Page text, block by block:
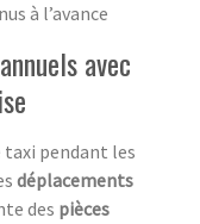
à l’avance
avec
taxi pendant les
déplacements
des pièces